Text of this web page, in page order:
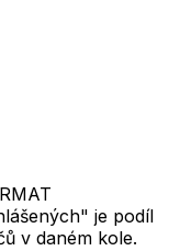
je podíl
v daném kole.